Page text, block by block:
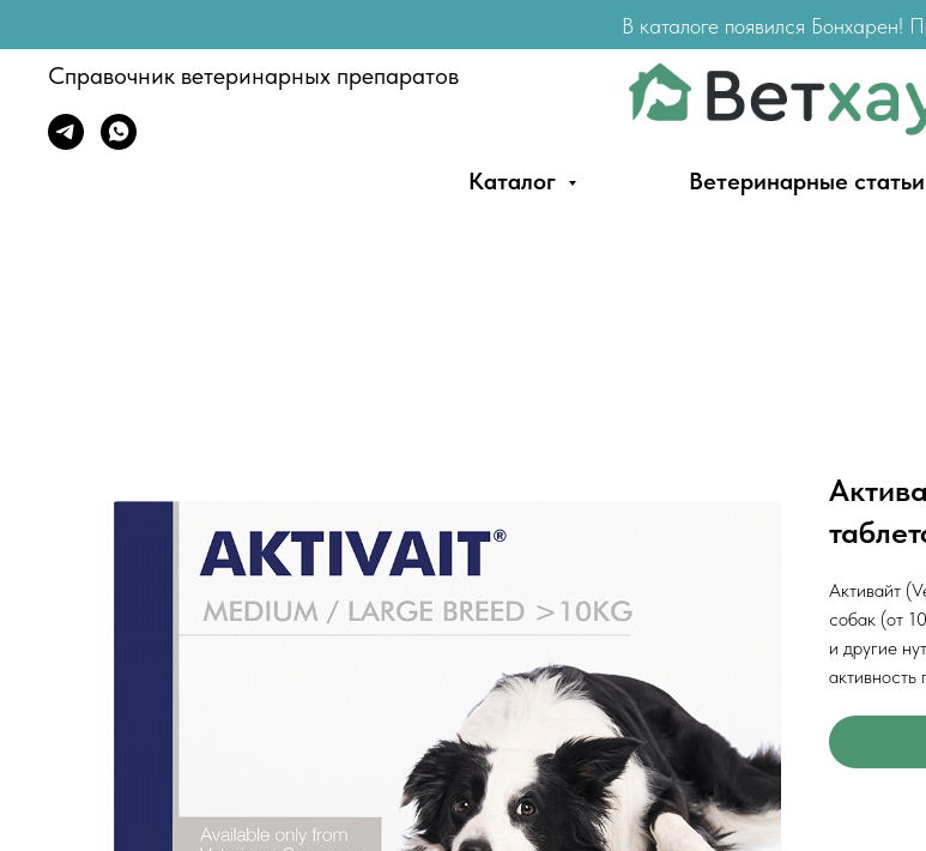
В каталоге появился Бонхарен!
Справочник ветеринарных препаратов
Каталог Ветеринарные статьи
Активайт
собак (от
и другие
активность